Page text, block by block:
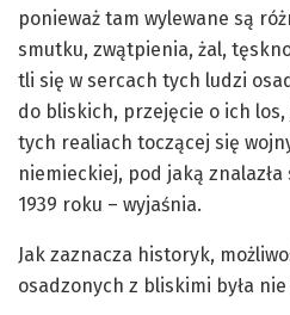
ponieważ tam wylewane są
smutku, zwątpienia, żal,
tli się w sercach tych ludzi
do bliskich, przejęcie o ich
tych realiach toczącej się
niemieckiej, pod jaką
1939 roku – wyjaśnia.
Jak zaznacza historyk,
osadzonych z bliskimi była